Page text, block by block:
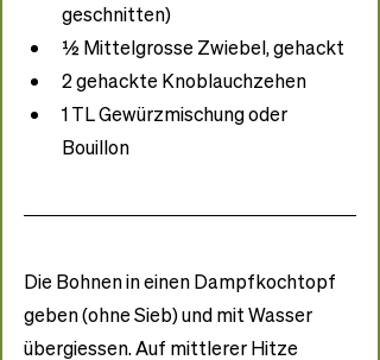
geschnitten)
½ Mittelgrosse Zwiebel, gehackt
2 gehackte Knoblauchzehen
1 TL Gewürzmischung oder
Bouillon
Die Bohnen in einen Dampfkochtopf
geben (ohne Sieb) und mit Wasser
übergiessen. Auf mittlerer Hitze